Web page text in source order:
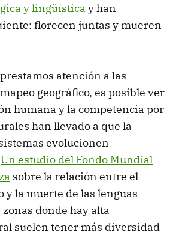
y lingüística y han
florecen juntas y mueren
atención a las
geográfico, es posible ver
humana y la competencia por
han llevado a que la
evolucionen
Un estudio del Fondo Mundial
sobre la relación entre el
y la muerte de las lenguas
donde hay alta
suelen tener más diversidad